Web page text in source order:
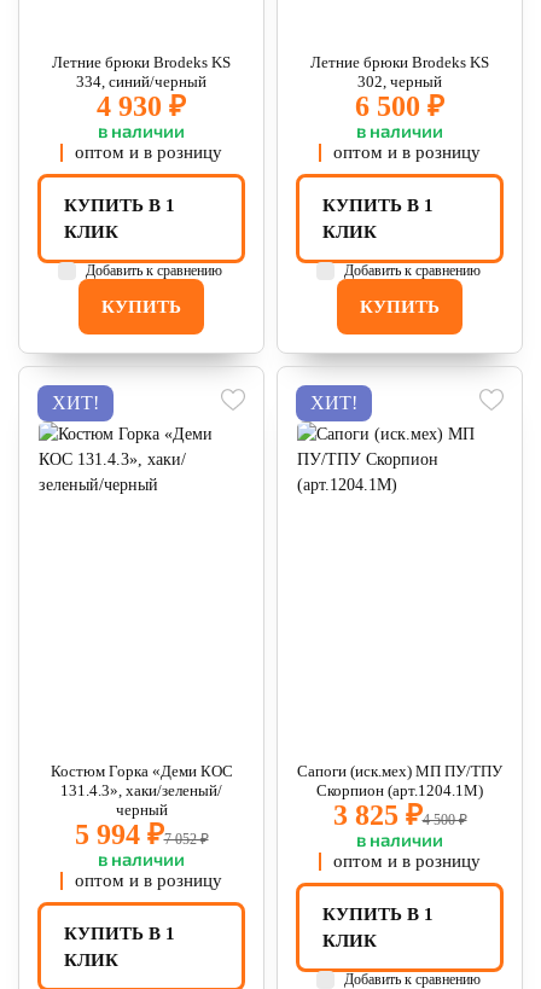
Летние брюки Brodeks KS
334, синий/черный
4 930 ₽
в наличии
оптом и в розницу
КУПИТЬ
КУПИТЬ В 1
КЛИК
Добавить к сравнению
Летние брюки Brodeks KS
302, черный
6 500 ₽
в наличии
оптом и в розницу
КУПИТЬ
КУПИТЬ В 1
КЛИК
Добавить к сравнению
ХИТ!
Костюм Горка «Деми КОС
131.4.3», хаки/зеленый/
черный
5 994 ₽7 052 ₽
в наличии
оптом и в розницу
КУПИТЬ В 1
КЛИК
ХИТ!
Сапоги (иск.мех) МП ПУ/ТПУ
Скорпион (арт.1204.1М)
3 825 ₽4 500 ₽
в наличии
оптом и в розницу
КУПИТЬ В 1
КЛИК
Добавить к сравнению